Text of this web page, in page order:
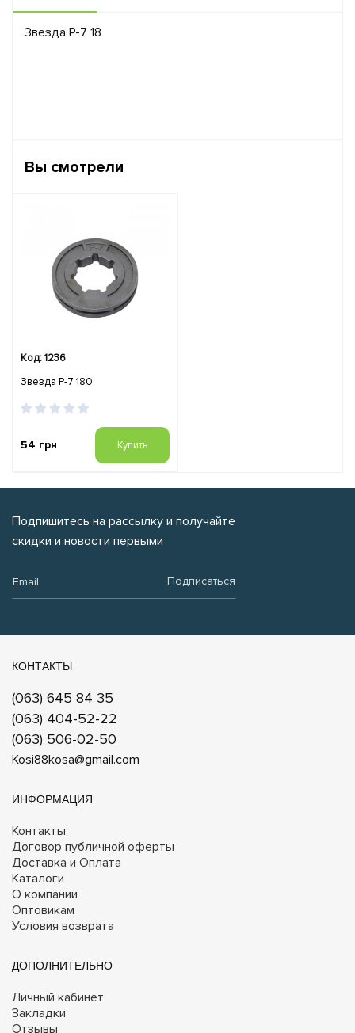
Звезда Р-7 18
Вы смотрели
Код: 1236
Звезда Р-7 180
54 грн Купить
Подпишитесь на рассылку и получайте
скидки и новости первыми
Подписаться
КОНТАКТЫ
(063) 645 84 35
(063) 404-52-22
(063) 506-02-50
Kosi88kosa@gmail.com
ИНФОРМАЦИЯ
Контакты
Договор публичной оферты
Доставка и Оплата
Каталоги
О компании
Оптовикам
Условия возврата
ДОПОЛНИТЕЛЬНО
Личный кабинет
Закладки
Отзывы